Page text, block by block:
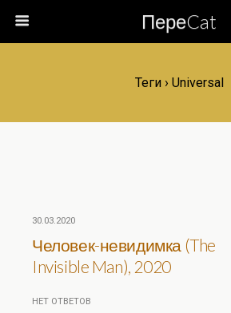
ПереCat
Теги › Universal
30.03.2020
Человек-невидимка (The
Invisible Man), 2020
НЕТ ОТВЕТОВ